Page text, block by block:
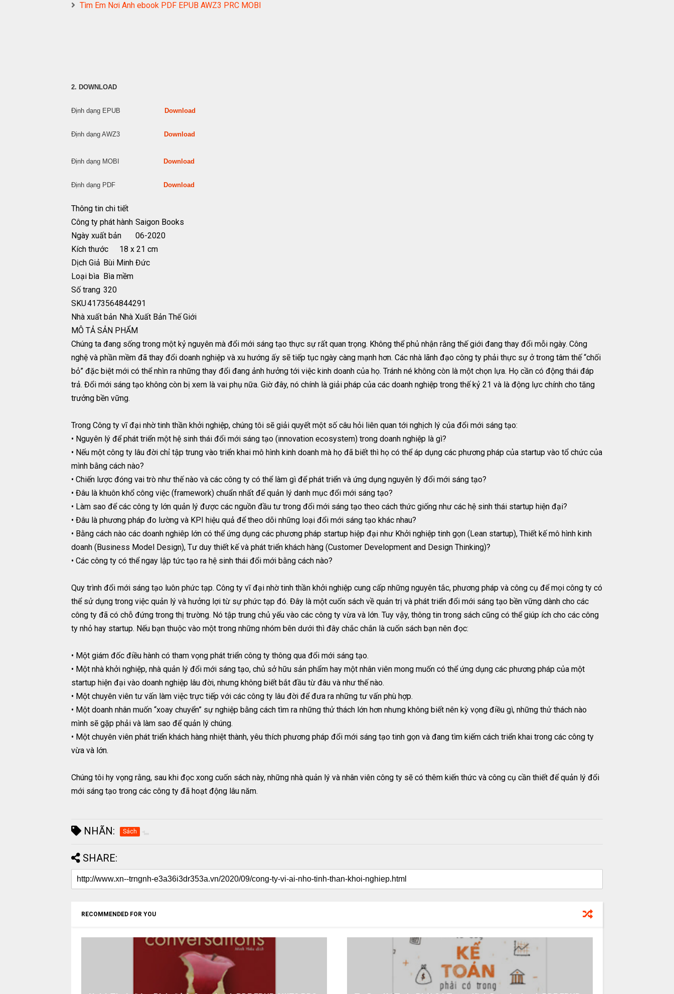
Tìm Em Nơi Anh ebook PDF EPUB AWZ3 PRC MOBI
2. DOWNLOAD
Định dạng EPUB Download
Định dạng AWZ3 Download
Định dạng MOBI Download
Định dạng PDF Download
Thông tin chi tiết
Công ty phát hành Saigon Books
Ngày xuất bản
06-2020
Kích thước
18 x 21 cm
Dịch Giả Bùi Minh Đức
Loại bìa Bìa mềm
Số trang 320
SKU4173564844291
Nhà xuất bản Nhà Xuất Bản Thế Giới
MÔ TẢ SẢN PHẨM
Chúng ta đang sống trong một kỷ nguyên mà đổi mới sáng tạo thực sự rất quan trọng. Không thể phủ nhận rằng thế giới đang thay đổi mỗi ngày. Công
nghệ và phần mềm đã thay đổi doanh nghiệp và xu hướng ấy sẽ tiếp tục ngày càng mạnh hơn. Các nhà lãnh đạo công ty phải thực sự ở trong tâm thế “chối
bỏ” đặc biệt mới có thể nhìn ra những thay đổi đang ảnh hưởng tới việc kinh doanh của họ. Tránh né không còn là một chọn lựa. Họ cần có động thái đáp
trả. Đổi mới sáng tạo không còn bị xem là vai phụ nữa. Giờ đây, nó chính là giải pháp của các doanh nghiệp trong thế kỷ 21 và là động lực chính cho tăng
trưởng bền vững.
Trong Công ty vĩ đại nhờ tinh thần khởi nghiệp, chúng tôi sẽ giải quyết một số câu hỏi liên quan tới nghịch lý của đổi mới sáng tạo:
• Nguyên lý để phát triển một hệ sinh thái đổi mới sáng tạo (innovation ecosystem) trong doanh nghiệp là gì?
• Nếu một công ty lâu đời chỉ tập trung vào triển khai mô hình kinh doanh mà họ đã biết thì họ có thể áp dụng các phương pháp của startup vào tổ chức của
mình bằng cách nào?
• Chiến lược đóng vai trò như thế nào và các công ty có thể làm gì để phát triển và ứng dụng nguyên lý đổi mới sáng tạo?
• Đâu là khuôn khổ công việc (framework) chuẩn nhất để quản lý danh mục đổi mới sáng tạo?
• Làm sao để các công ty lớn quản lý được các nguồn đầu tư trong đổi mới sáng tạo theo cách thức giống như các hệ sinh thái startup hiện đại?
• Đâu là phương pháp đo lường và KPI hiệu quả để theo dõi những loại đổi mới sáng tạo khác nhau?
• Bằng cách nào các doanh nghiêp lớn có thể ứng dụng các phương pháp startup hiệp đại như Khởi nghiệp tinh gọn (Lean startup), Thiết kế mô hình kinh
doanh (Business Model Design), Tư duy thiết kế và phát triển khách hàng (Customer Development and Design Thinking)?
• Các công ty có thể ngay lập tức tạo ra hệ sinh thái đổi mới bằng cách nào?
Quy trình đổi mới sáng tạo luôn phức tạp. Công ty vĩ đại nhờ tinh thần khởi nghiệp cung cấp những nguyên tắc, phương pháp và công cụ để mọi công ty có
thể sử dụng trong việc quản lý và hưởng lợi từ sự phức tạp đó. Đây là một cuốn sách về quản trị và phát triển đổi mới sáng tạo bền vững dành cho các
công ty đã có chỗ đứng trong thị trường. Nó tập trung chủ yếu vào các công ty vừa và lớn. Tuy vậy, thông tin trong sách cũng có thể giúp ích cho các công
ty nhỏ hay startup. Nếu bạn thuộc vào một trong những nhóm bên dưới thì đây chắc chắn là cuốn sách bạn nên đọc:
• Một giám đốc điều hành có tham vọng phát triển công ty thông qua đổi mới sáng tạo.
• Một nhà khởi nghiệp, nhà quản lý đổi mới sáng tạo, chủ sở hữu sản phẩm hay một nhân viên mong muốn có thể ứng dụng các phương pháp của một
startup hiện đại vào doanh nghiệp lâu đời, nhưng không biết bắt đầu từ đâu và như thế nào.
• Một chuyên viên tư vấn làm việc trực tiếp với các công ty lâu đời để đưa ra những tư vấn phù hợp.
• Một doanh nhân muốn “xoay chuyển” sự nghiệp bằng cách tìm ra những thử thách lớn hơn nhưng không biết nên kỳ vọng điều gì, những thử thách nào
mình sẽ gặp phải và làm sao để quản lý chúng.
• Một chuyên viên phát triển khách hàng nhiệt thành, yêu thích phương pháp đổi mới sáng tạo tinh gọn và đang tìm kiếm cách triển khai trong các công ty
vừa và lớn.
Chúng tôi hy vọng rằng, sau khi đọc xong cuốn sách này, những nhà quản lý và nhân viên công ty sẽ có thêm kiến thức và công cụ cần thiết để quản lý đổi
mới sáng tạo trong các công ty đã hoạt động lâu năm.
NHÃN: Sách
SHARE:
RECOMMENDED FOR YOU